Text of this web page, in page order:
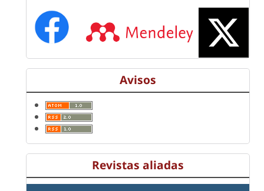
Avisos
Revistas aliadas